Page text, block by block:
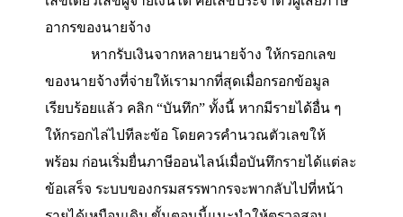
จะแสดงหน้ารายได้ต่าง ๆ
ของรายได้ เช่น รายได้จากเงินเดือน,รายได้จาก
แลนซ์,รายได้จากทรัพย์สิน,รายได้จากการลงทุน
และรายได้จากมรดกหรือได้รับมาสำหรับขั้นตอน
หากเป็นพนักงานประจำหรือมนุษย์เงินเดื
ให้เลือกรายได้จากเงินเดือน
คลิกที่“ระบุข้อมูลช่อ